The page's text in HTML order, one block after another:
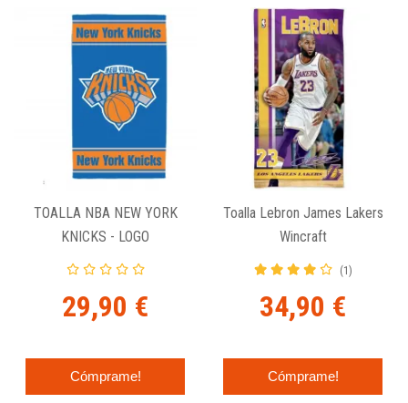
TOALLA NBA NEW YORK
KNICKS - LOGO
29,90 €
Cómprame!
Toalla Lebron James Lakers
Wincraft
(1)
34,90 €
Cómprame!